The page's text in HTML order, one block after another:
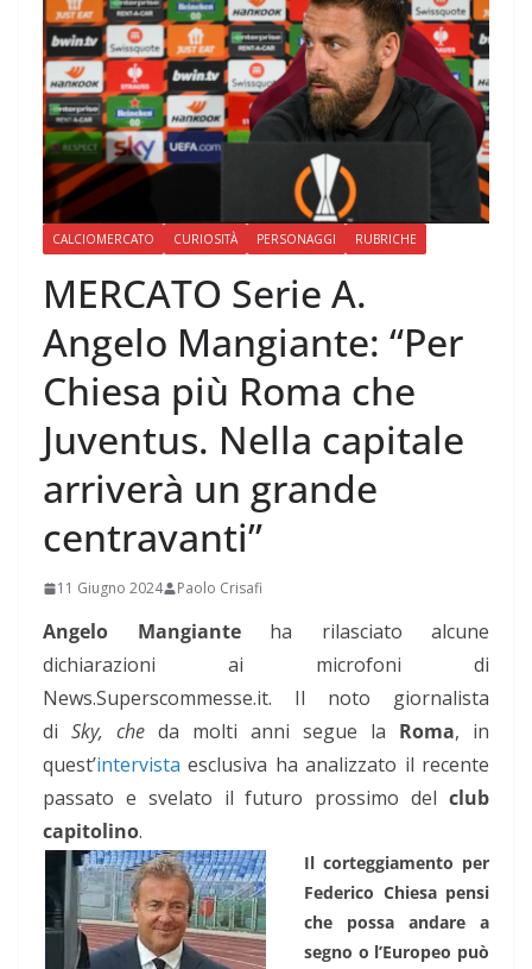
CALCIOMERCATO CURIOSITÀ PERSONAGGI RUBRICHE
MERCATO Serie A.
Angelo Mangiante: “Per
Chiesa più Roma che
Juventus. Nella capitale
arriverà un grande
centravanti”
11 Giugno 2024 Paolo Crisafi
Angelo Mangianteha rilasciato alcune
dichiarazioni ai microfoni di
News.Superscommesse.it. Il noto giornalista
di Sky, che da molti anni segue la Roma, in
quest’intervista esclusiva ha analizzato il recente
passato e svelato il futuro prossimo del club
capitolino.
Il corteggiamento per
Federico Chiesa pensi
che possa andare a
segno o l’Europeo può